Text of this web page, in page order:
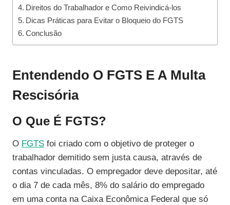
Direitos do Trabalhador e Como Reivindicá-los
Dicas Práticas para Evitar o Bloqueio do FGTS
Conclusão
Entendendo O FGTS E A Multa
Rescisória
O Que É FGTS?
O FGTS foi criado com o objetivo de proteger o
trabalhador demitido sem justa causa, através de
contas vinculadas. O empregador deve depositar, até
o dia 7 de cada mês, 8% do salário do empregado
em uma conta na Caixa Econômica Federal que só